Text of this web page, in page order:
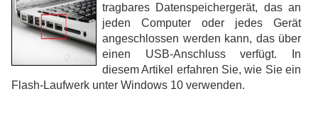
tragbares Datenspeichergerät, das an
jeden Computer oder jedes Gerät
angeschlossen werden kann, das über
einen USB-Anschluss verfügt. In
diesem Artikel erfahren Sie, wie Sie ein
Flash-Laufwerk unter Windows 10 verwenden.